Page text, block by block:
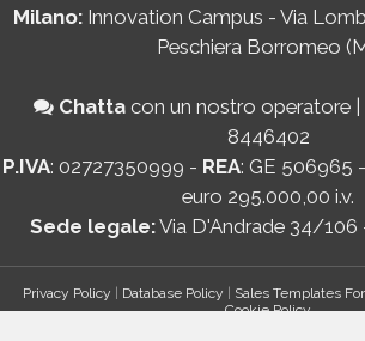
Milano: Innovation Campus - Via
Peschiera Borromeo
Chatta con un nostro operatore |
8446402
P.IVA: 02727350999 - REA: GE 506965 -
euro 295.000,00 i.v.
Sede legale:Via D'Andrade 34/106
Privacy Policy | Database Policy | Sales Templates
Cookie Policy